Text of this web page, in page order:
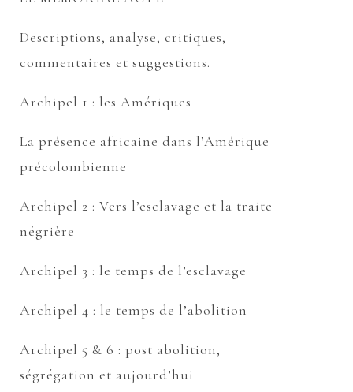
Descriptions, analyse, critiques,
commentaires et suggestions.
Archipel 1 : les Amériques
La présence africaine dans l’Amérique
précolombienne
Archipel 2 : Vers l’esclavage et la traite
négrière
Archipel 3 : le temps de l’esclavage
Archipel 4 : le temps de l’abolition
Archipel 5 & 6 : post abolition,
ségrégation et aujourd’hui